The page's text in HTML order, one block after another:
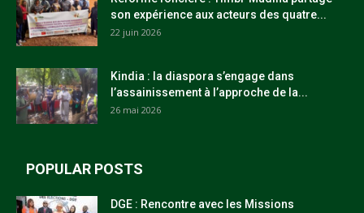
son expérience aux acteurs des quatre...
22 juin 2026
Kindia : la diaspora s’engage dans
l’assainissement à l’approche de la...
26 mai 2026
POPULAR POSTS
DGE : Rencontre avec les Missions